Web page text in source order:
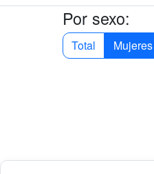
Por sexo:
Total Mujeres